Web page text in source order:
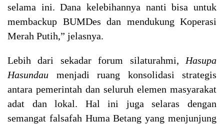
selama ini. Dana kelebihannya nanti bisa untuk
membackup BUMDes dan mendukung Koperasi
Merah Putih,” jelasnya.
Lebih dari sekadar forum silaturahmi, Hasupa
Hasundau menjadi ruang konsolidasi strategis
antara pemerintah dan seluruh elemen masyarakat
adat dan lokal. Hal ini juga selaras dengan
semangat falsafah Huma Betang yang menjunjung